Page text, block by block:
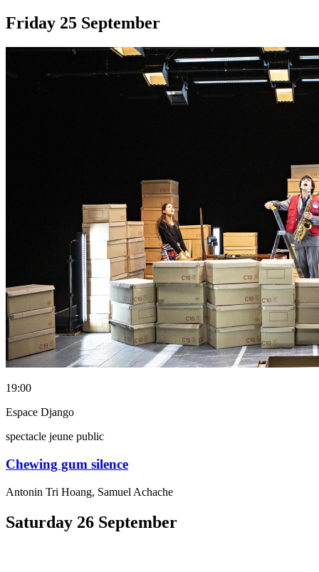
Friday 25 September
19:00
Espace Django
spectacle jeune public
Chewing gum silence
Antonin Tri Hoang, Samuel Achache
Saturday 26 September